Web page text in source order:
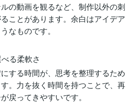
の動画を観るなど、制作以外の刺
ことがあります。余白はアイデア
なものです。
る柔軟さ
する時間が、思考を整理するため
。力を抜く時間を持つことで、再
戻ってきやすいです。